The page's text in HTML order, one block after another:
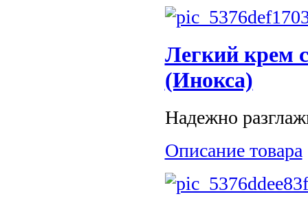
Легкий крем
(Инокса)
Надежно
Описание товара